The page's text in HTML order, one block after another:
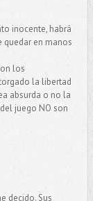
inocente, habrá
quedar en manos
los
la libertad
absurda o no la
juego NO son
decido. Sus